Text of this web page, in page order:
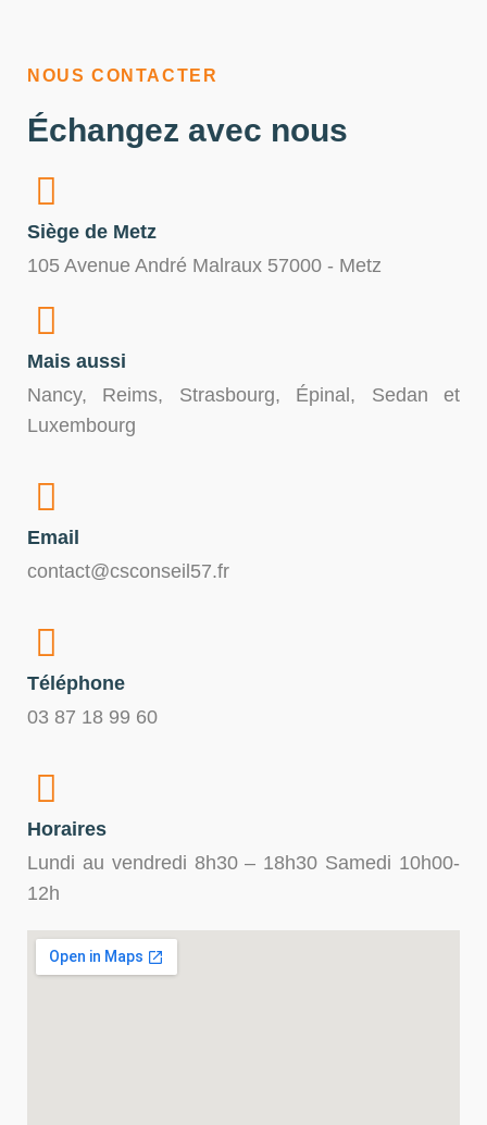
NOUS CONTACTER
Échangez avec nous
Siège de Metz
105 Avenue André Malraux 57000 - Metz
Mais aussi
Nancy, Reims, Strasbourg, Épinal, Sedan et
Luxembourg
Email
contact@csconseil57.fr
Téléphone
03 87 18 99 60
Horaires
Lundi au vendredi 8h30 – 18h30 Samedi 10h00-
12h